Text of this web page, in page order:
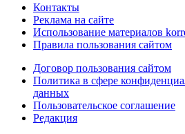
Контакты
Реклама на сайте
Использование материалов
Правила пользования сайтом
Договор пользования сайтом
Политика в сфере
данных
Пользовательское соглашение
Редакция